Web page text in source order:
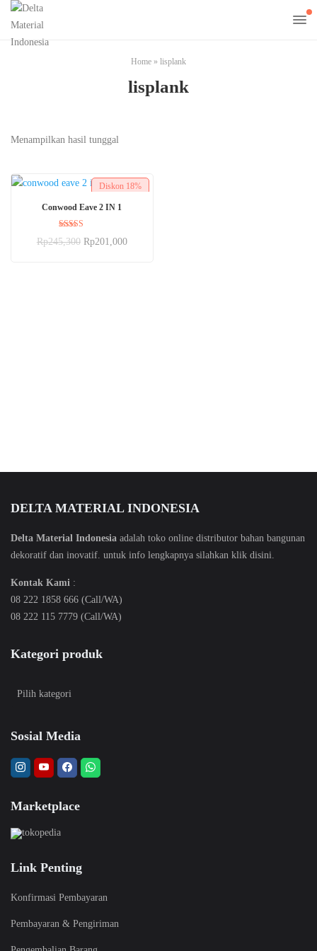
Home » lisplank
lisplank
Menampilkan hasil tunggal
Diskon 18%
Conwood Eave 2 IN 1
Dinilai
5.00
Rp245,300 Rp201,000
DELTA MATERIAL INDONESIA
Delta Material Indonesia adalah toko online distributor bahan bangunan
dekoratif dan inovatif. untuk info lengkapnya silahkan klik disini.
Kontak Kami :
08 222 1858 666 (Call/WA)
08 222 115 7779 (Call/WA)
Kategori produk
Sosial Media
Marketplace
Link Penting
Konfirmasi Pembayaran
Pembayaran & Pengiriman